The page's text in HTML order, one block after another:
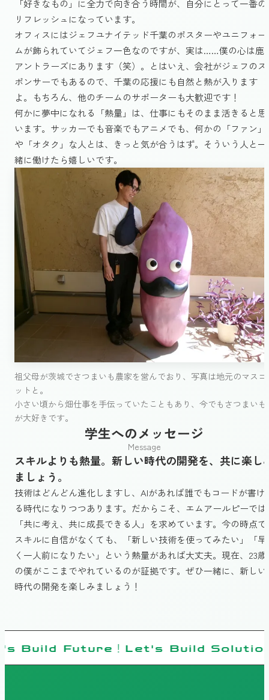
「好きなもの」に全力で向き合う時間が、自分にとって一番の
リフレッシュになっています。
オフィスにはジェフユナイテッド千葉のポスターやユニフォー
ムが飾られていてジェフ一色なのですが、実は……僕の心は鹿
アントラーズにあります（笑）。とはいえ、会社がジェフのス
ポンサーでもあるので、千葉の応援にも自然と熱が入ります
よ。もちろん、他のチームのサポーターも大歓迎です！
何かに夢中になれる「熱量」は、仕事にもそのまま活きると思
います。サッカーでも音楽でもアニメでも、何かの「ファン」
や「オタク」な人とは、きっと気が合うはず。そういう人と一
緒に働けたら嬉しいです。
祖父母が茨城でさつまいも農家を営んでおり、写真は地元のマスコ
ットと。
小さい頃から畑仕事を手伝っていたこともあり、今でもさつまいも
が大好きです。
学生へのメッセージ
Message
スキルよりも熱量。新しい時代の開発を、共に楽し
ましょう。
技術はどんどん進化しますし、AIがあれば誰でもコードが書け
る時代になりつつあります。だからこそ、エムアールピーでは
「共に考え、共に成長できる人」を求めています。今の時点で
スキルに自信がなくても、「新しい技術を使ってみたい」「早
く一人前になりたい」という熱量があれば大丈夫。現在、23歳
の僕がここまでやれているのが証拠です。ぜひ一緒に、新しい
時代の開発を楽しみましょう！
Build Future！Let's Build